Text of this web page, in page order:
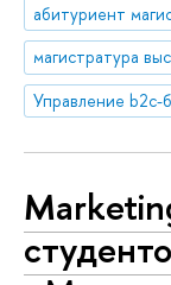
абитуриент
магистратура